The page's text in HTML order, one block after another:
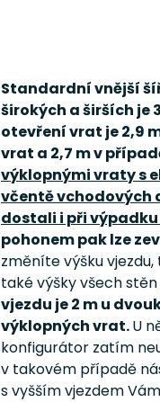
Standardní vnější
širokých a širších je
otevření vrat je 2,9
vrat a 2,7 m v
výklopnými vraty s
včentě vchodových
dostali i při výpadku
pohonem pak lze
změníte výšku
také výšky všech stěn
vjezdu je 2 m u
výklopných vrat.U
konfigurátor zatím
v takovém případě
s vyšším vjezdem